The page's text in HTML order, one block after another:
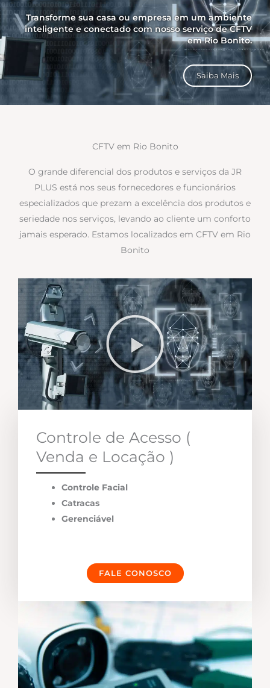
Transforme sua casa ou empresa em um ambiente
inteligente e conectado com nosso serviço de CFTV
em Rio Bonito.
Saiba Mais
CFTV em Rio Bonito
O grande diferencial dos produtos e serviços da JR
PLUS está nos seus fornecedores e funcionários
especializados que prezam a excelência dos produtos e
seriedade nos serviços, levando ao cliente um conforto
jamais esperado. Estamos localizados em CFTV em Rio
Bonito
Controle de Acesso (
Venda e Locação )
Controle Facial
Catracas
Gerenciável
FALE CONOSCO